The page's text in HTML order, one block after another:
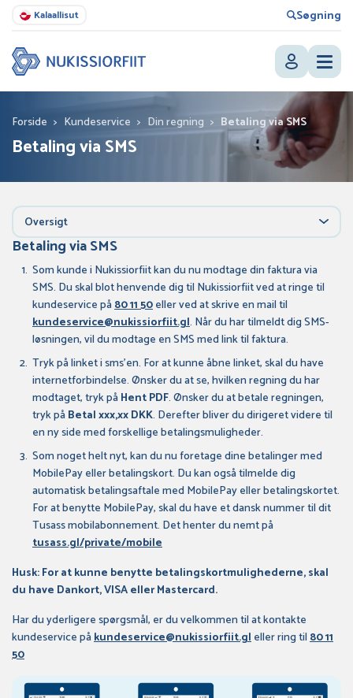
Kalaallisut Søgning
Forside > Kundeservice > Din regning > Betaling via SMS
Betaling via SMS
Oversigt
Betaling via SMS
Som kunde i Nukissiorfiit kan du nu modtage din faktura via
SMS. Du skal blot henvende dig til Nukissiorfiit ved at ringe til
kundeservice på80 11 50eller ved at skrive en mail til
kundeservice@nukissiorfiit.gl. Når du har tilmeldt dig SMS-
løsningen, vil du modtage en SMS med link til faktura.
Tryk på linket i sms’en. For at kunne åbne linket, skal du have
internetforbindelse. Ønsker du at se, hvilken regning du har
modtaget, tryk på Hent PDF. Ønsker du at betale regningen,
tryk på Betal xxx,xx DKK. Derefter bliver du dirigeret videre til
en ny side med forskellige betalingsmuligheder.
Som noget helt nyt, kan du nu foretage dine betalinger med
MobilePay eller betalingskort. Du kan også tilmelde dig
automatisk betalingsaftale med MobilePay eller betalingskortet.
For at benytte MobilePay, skal du have et dansk nummer til dit
Tusass mobilabonnement. Det henter du nemt på
tusass.gl/private/mobile
Husk: For at kunne benytte betalingskortmulighederne, skal
du have Dankort, VISA eller Mastercard.
Har du yderligere spørgsmål, er du velkommen til at kontakte
kundeservice påkundeservice@nukissiorfiit.gleller ring til80 11
50